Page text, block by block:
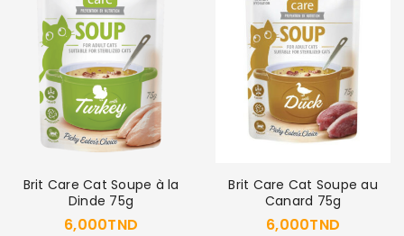
Brit Care Cat Soupe à la
Dinde 75g
6,000TND
Brit Care Cat Soupe au
Canard 75g
6,000TND